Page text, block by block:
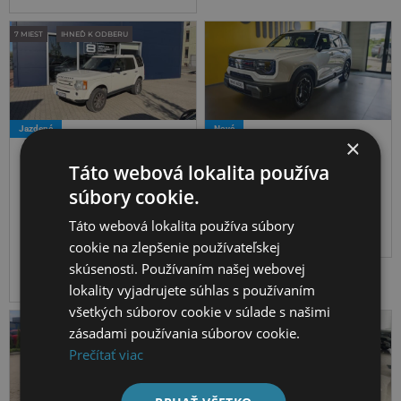
7 MIEST IHNEĎ K ODBERU
Jazdené
Land Rover Discovery
Všetkých 4 kolies Automat (6 st.) 5 dverí Biela
s
DPH
Detaily na
financovanie
získate u
vášho
predajcu.
Nové
10 kmVšetkých 4 koliesAutomat5 dverí
biela metalíza
×
Táto webová lokalita používa
súbory cookie.
Táto webová lokalita používa súbory
cookie na zlepšenie používateľskej
skúsenosti. Používaním našej webovej
lokality vyjadrujete súhlas s používaním
všetkých súborov cookie v súlade s našimi
zásadami používania súborov cookie.
Prečítať viac